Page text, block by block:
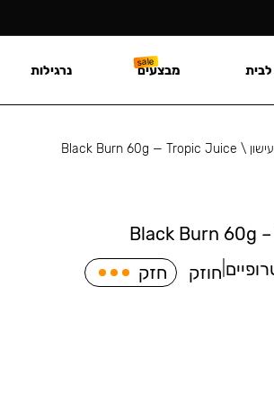
\
Black Burn 60g — Tropic Juice
Black Burn 60g
חוזק חזק
לבית מבצעים נרגילות